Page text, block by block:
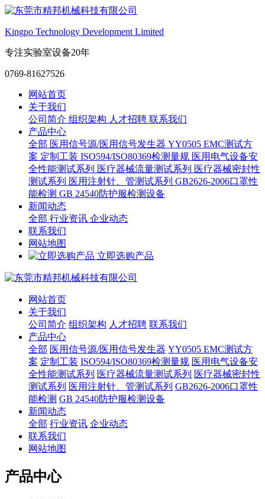
Kingpo Technology Development Limited
专注实验室设备20年
0769-81627526
网站首页
关于我们
公司简介 组织架构 人才招聘 联系我们
产品中心
全部 医用信号源/医用信号发生器 YY0505 EMC测试方
案 定制工装 ISO594/ISO80369检测量规 医用电气设备安
全性能测试系列 医疗器械流量测试系列 医疗器械密封性
测试系列 医用注射针、管测试系列 GB2626-2006口罩性
能检测 GB 24540防护服检测设备
新闻动态
全部 行业资讯 企业动态
联系我们
网站地图
立即选购产品
网站首页
关于我们
公司简介 组织架构 人才招聘 联系我们
产品中心
全部 医用信号源/医用信号发生器 YY0505 EMC测试方
案 定制工装 ISO594/ISO80369检测量规 医用电气设备安
全性能测试系列 医疗器械流量测试系列 医疗器械密封性
测试系列 医用注射针、管测试系列 GB2626-2006口罩性
能检测 GB 24540防护服检测设备
新闻动态
全部 行业资讯 企业动态
联系我们
网站地图
产品中心